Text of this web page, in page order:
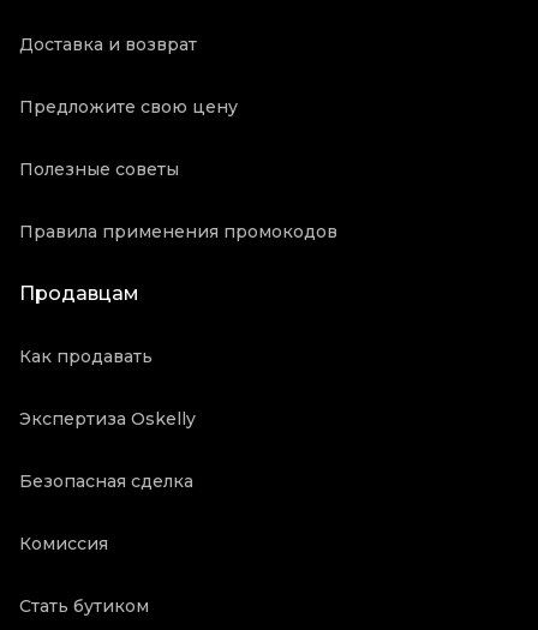
Доставка и возврат
Предложите свою цену
Полезные советы
Правила применения промокодов
Продавцам
Как продавать
Экспертиза Oskelly
Безопасная сделка
Комиссия
Стать бутиком